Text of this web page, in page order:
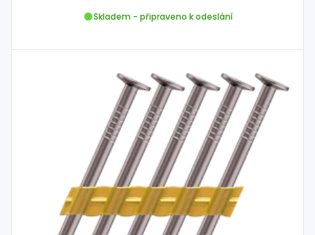
Skladem - připraveno k odeslání